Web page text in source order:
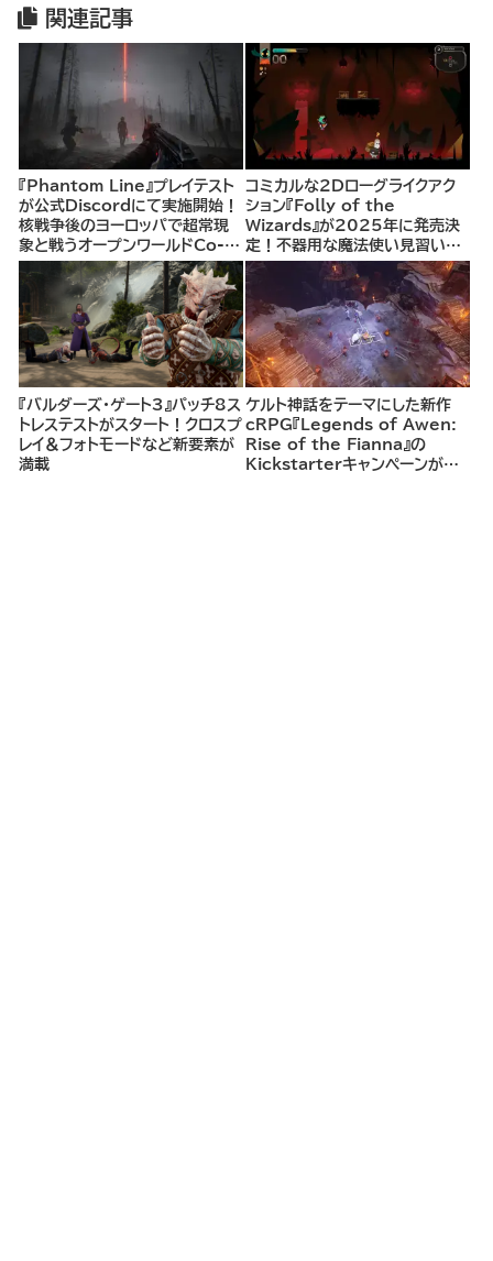
関連記事
『Phantom Line』プレイテスト
が公式Discordにて実施開始！
核戦争後のヨーロッパで超常現
象と戦うオープンワールドCo-
opシューター
コミカルな2Dローグライクアク
ション『Folly of the
Wizards』が2025年に発売決
定！不器用な魔法使い見習いと
して、ランダム生成ダンジョンを
探索し、世界を救う冒険へ。
『バルダーズ・ゲート3』パッチ8ス
トレステストがスタート！クロスプ
レイ＆フォトモードなど新要素が
満載
ケルト神話をテーマにした新作
cRPG『Legends of Awen:
Rise of the Fianna』の
Kickstarterキャンペーンがま